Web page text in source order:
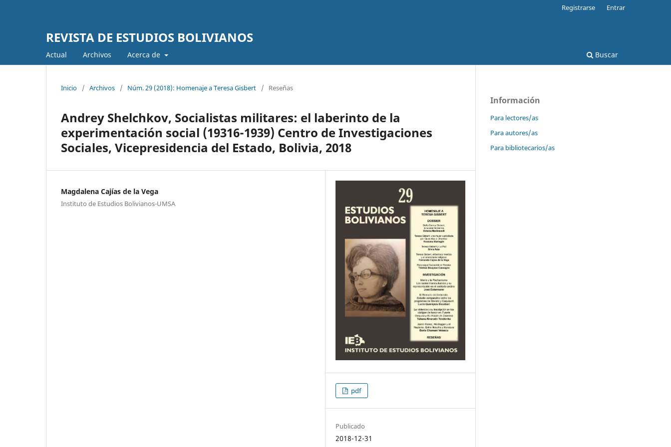
REVISTA DE ESTUDIOS BOLIVIANOS
Actual Archivos Acerca de Buscar
Registrarse Entrar
Inicio / Archivos / Núm. 29 (2018): Homenaje a Teresa Gisbert / Reseñas
Andrey Shelchkov, Socialistas militares: el laberinto de la
experimentación social (19316-1939) Centro de Investigaciones
Sociales, Vicepresidencia del Estado, Bolivia, 2018
Magdalena Cajías de la Vega
Instituto de Estudios Bolivianos-UMSA
pdf
Publicado
2018-12-31
Información
Para lectores/as
Para autores/as
Para bibliotecarios/as